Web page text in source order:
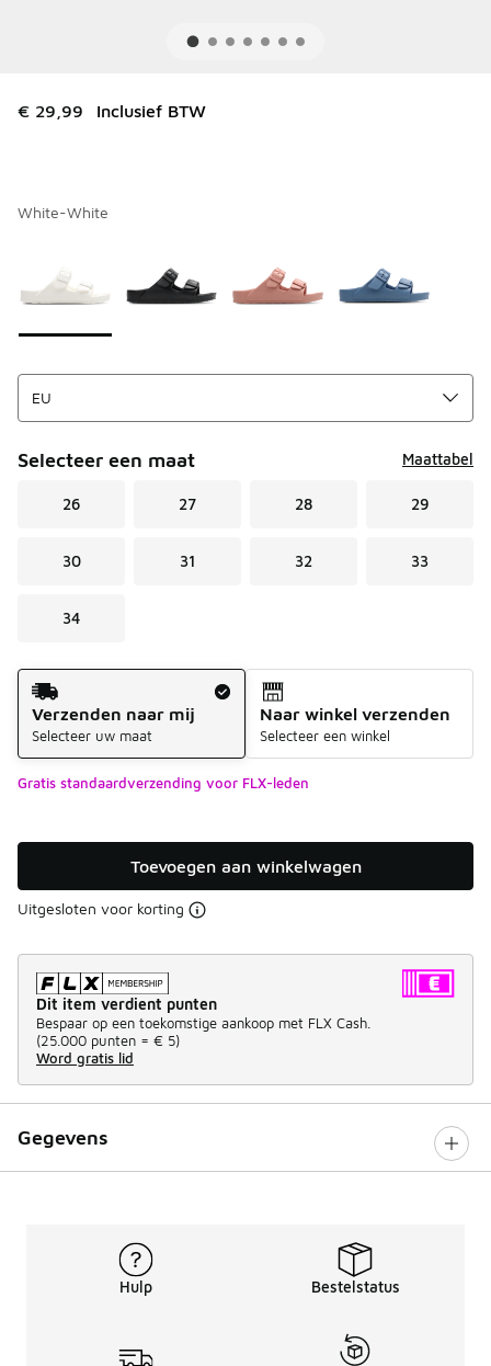
€ 29,99 Inclusief BTW
White-White
Selecteer een maat Maattabel
26 27 28 29
30 31 32 33
34
Verzendmethode
Verzenden naar mij
Selecteer uw maat
Naar winkel verzenden
Selecteer een winkel
Gratis standaardverzending voor FLX-leden
Toevoegen aan winkelwagen
Uitgesloten voor korting
Dit item verdient punten
Bespaar op een toekomstige aankoop met FLX Cash.
(25.000 punten = € 5)
Word gratis lid
Gegevens
Hulp Bestelstatus